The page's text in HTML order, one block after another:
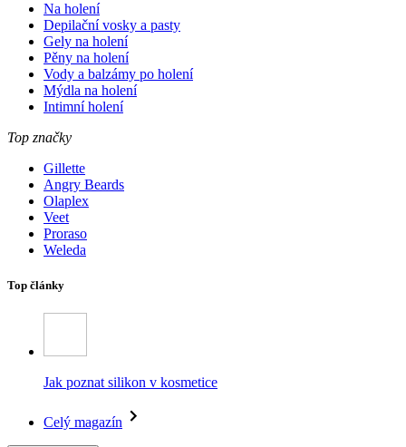
Na holení
Depilační vosky a pasty
Gely na holení
Pěny na holení
Vody a balzámy po holení
Mýdla na holení
Intimní holení
Top značky
Gillette
Angry Beards
Olaplex
Veet
Proraso
Weleda
Top články
Jak poznat silikon v kosmetice
Celý magazín